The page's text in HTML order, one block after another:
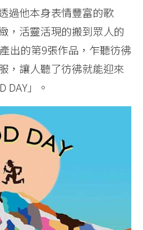
過他本身表情豐富的歌
，活靈活現的搬到眾人的
出的第9張作品，乍聽彷彿
，讓人聽了彷彿就能迎來
DAY」。